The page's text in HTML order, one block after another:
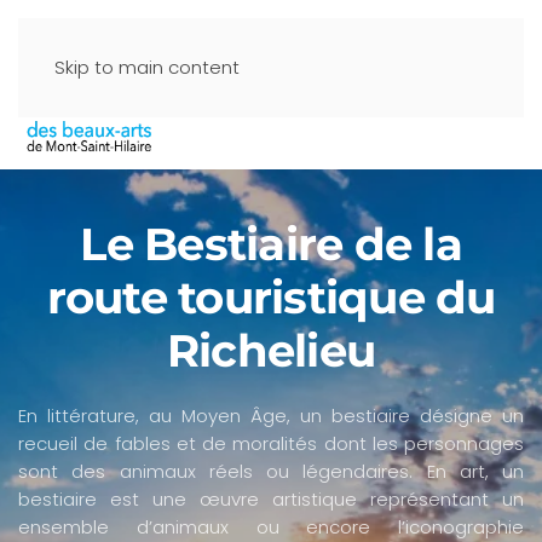
Skip to main content
Le Bestiaire de la
route touristique du
Richelieu
En littérature, au Moyen Âge, un bestiaire désigne un
recueil de fables et de moralités dont les personnages
sont des animaux réels ou légendaires. En art, un
bestiaire est une œuvre artistique représentant un
ensemble d’animaux ou encore l’iconographie